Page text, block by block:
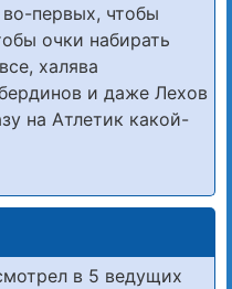
первых, чтобы
очки набирать
халява
и даже Лехов
на Атлетик какой-
в 5 ведущих